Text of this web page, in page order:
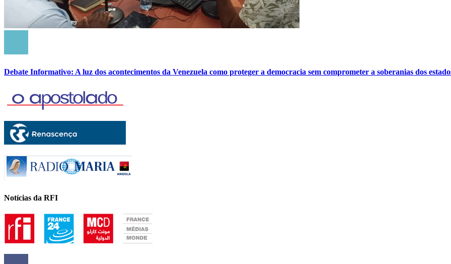
Debate Informativo: A luz dos acontecimentos da Venezuela como proteger a democracia sem comprometer a soberanias dos
Notícias da RFI